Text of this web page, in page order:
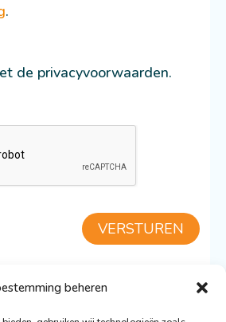
beheren
.
de privacyvoorwaarden.
VERSTUREN
NAAR DE SCILLA